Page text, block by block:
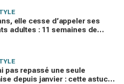
elle cesse d’appeler ses
adultes : 11 semaines de
pas repassé une seule
depuis janvier : cette astuce